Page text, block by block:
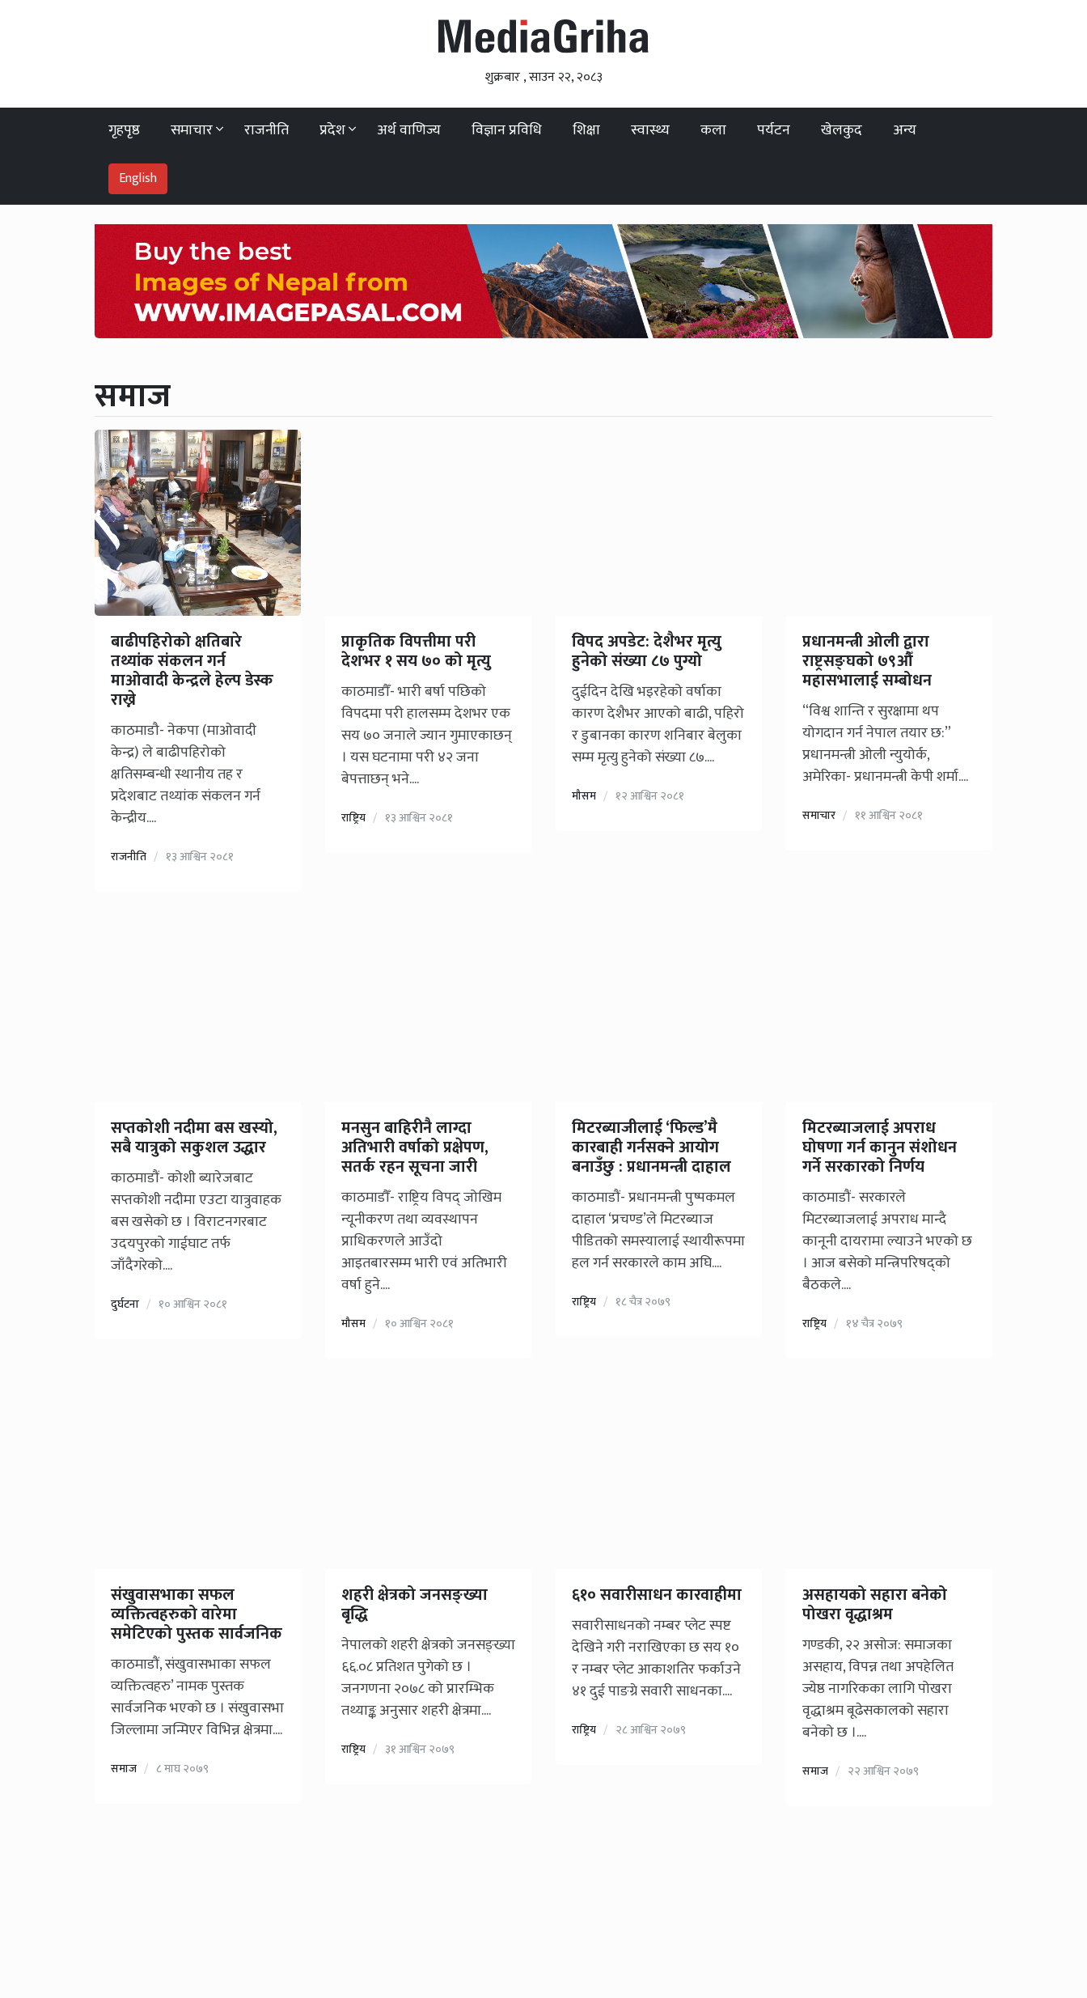
शुक्रबार , साउन २२, २०८३
गृहपृष्ठ समाचार राजनीति प्रदेश अर्थ वाणिज्य विज्ञान प्रविधि शिक्षा स्वास्थ्य कला पर्यटन खेलकुद अन्य
English
समाज
बाढीपहिरोको क्षतिबारे
तथ्यांक संकलन गर्न
माओवादी केन्द्रले हेल्प डेस्क
राख्ने
काठमाडौ- नेकपा (माओवादी
केन्द्र) ले बाढीपहिरोको
क्षतिसम्बन्धी स्थानीय तह र
प्रदेशबाट तथ्यांक संकलन गर्न
केन्द्रीय....
राजनीति १३ आश्विन २०८१
प्राकृतिक विपत्तीमा परी
देशभर १ सय ७० को मृत्यु
काठमाडौँ- भारी बर्षा पछिको
विपदमा परी हालसम्म देशभर एक
सय ७० जनाले ज्यान गुमाएकाछन्
। यस घटनामा परी ४२ जना
बेपत्ताछन् भने....
राष्ट्रिय १३ आश्विन २०८१
विपद अपडेट: देशैभर मृत्यु
हुनेको संख्या ८७ पुग्यो
दुईदिन देखि भइरहेको वर्षाका
कारण देशैभर आएको बाढी, पहिरो
र डुबानका कारण शनिबार बेलुका
सम्म मृत्यु हुनेको संख्या ८७....
मौसम १२ आश्विन २०८१
प्रधानमन्त्री ओली द्वारा
राष्ट्रसङ्घको ७९औँ
महासभालाई सम्बोधन
“विश्व शान्ति र सुरक्षामा थप
योगदान गर्न नेपाल तयार छ:”
प्रधानमन्त्री ओली न्युयोर्क,
अमेरिका- प्रधानमन्त्री केपी शर्मा....
समाचार ११ आश्विन २०८१
सप्तकोशी नदीमा बस खस्यो,
सबै यात्रुको सकुशल उद्धार
काठमाडौं- कोशी ब्यारेजबाट
सप्तकोशी नदीमा एउटा यात्रुवाहक
बस खसेको छ । विराटनगरबाट
उदयपुरको गाईघाट तर्फ
जाँदैगरेको....
दुर्घटना १० आश्विन २०८१
मनसुन बाहिरीनै लाग्दा
अतिभारी वर्षाको प्रक्षेपण,
सतर्क रहन सूचना जारी
काठमाडौँ- राष्ट्रिय विपद् जोखिम
न्यूनीकरण तथा व्यवस्थापन
प्राधिकरणले आउँदो
आइतबारसम्म भारी एवं अतिभारी
वर्षा हुने....
मौसम १० आश्विन २०८१
मिटरब्याजीलाई ‘फिल्ड’मै
कारबाही गर्नसक्ने आयोग
बनाउँछु : प्रधानमन्त्री दाहाल
काठमाडौं- प्रधानमन्त्री पुष्पकमल
दाहाल ‘प्रचण्ड’ले मिटरब्याज
पीडितको समस्यालाई स्थायीरूपमा
हल गर्न सरकारले काम अघि....
राष्ट्रिय १८ चैत्र २०७९
मिटरब्याजलाई अपराध
घोषणा गर्न कानुन संशोधन
गर्ने सरकारको निर्णय
काठमाडौं- सरकारले
मिटरब्याजलाई अपराध मान्दै
कानूनी दायरामा ल्याउने भएको छ
। आज बसेको मन्त्रिपरिषद्को
बैठकले....
राष्ट्रिय १४ चैत्र २०७९
संखुवासभाका सफल
व्यक्तित्वहरुको वारेमा
समेटिएको पुस्तक सार्वजनिक
काठमाडौं, संखुवासभाका सफल
व्यक्तित्वहरु’ नामक पुस्तक
सार्वजनिक भएको छ । संखुवासभा
जिल्लामा जन्मिएर विभिन्न क्षेत्रमा....
समाज ८ माघ २०७९
शहरी क्षेत्रको जनसङ्ख्या
बृद्धि
नेपालको शहरी क्षेत्रको जनसङ्ख्या
६६.०८ प्रतिशत पुगेको छ ।
जनगणना २०७८ को प्रारम्भिक
तथ्याङ्क अनुसार शहरी क्षेत्रमा....
राष्ट्रिय ३१ आश्विन २०७९
६१० सवारीसाधन कारवाहीमा
सवारीसाधनको नम्बर प्लेट स्पष्ट
देखिने गरी नराखिएका छ सय १०
र नम्बर प्लेट आकाशतिर फर्काउने
४१ दुई पाङग्रे सवारी साधनका....
राष्ट्रिय २८ आश्विन २०७९
असहायको सहारा बनेको
पोखरा वृद्धाश्रम
गण्डकी, २२ असोज: समाजका
असहाय, विपन्न तथा अपहेलित
ज्येष्ठ नागरिकका लागि पोखरा
वृद्धाश्रम बूढेसकालको सहारा
बनेको छ ।....
समाज २२ आश्विन २०७९